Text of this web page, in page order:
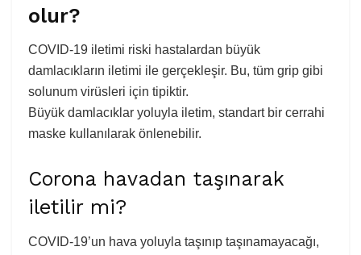
olur?
COVID-19 iletimi riski hastalardan büyük
damlacıkların iletimi ile gerçekleşir. Bu, tüm grip gibi
solunum virüsleri için tipiktir.
Büyük damlacıklar yoluyla iletim, standart bir cerrahi
maske kullanılarak önlenebilir.
Corona havadan taşınarak
iletilir mi?
COVID-19’un hava yoluyla taşınıp taşınamayacağı,